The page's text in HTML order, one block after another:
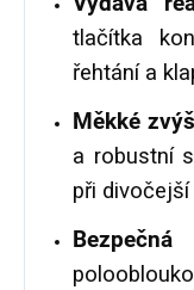
tlačítka
řehtání a
Měkké
a robustní
při divočejší